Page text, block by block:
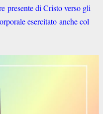
presente di Cristo verso gli
esercitato anche col